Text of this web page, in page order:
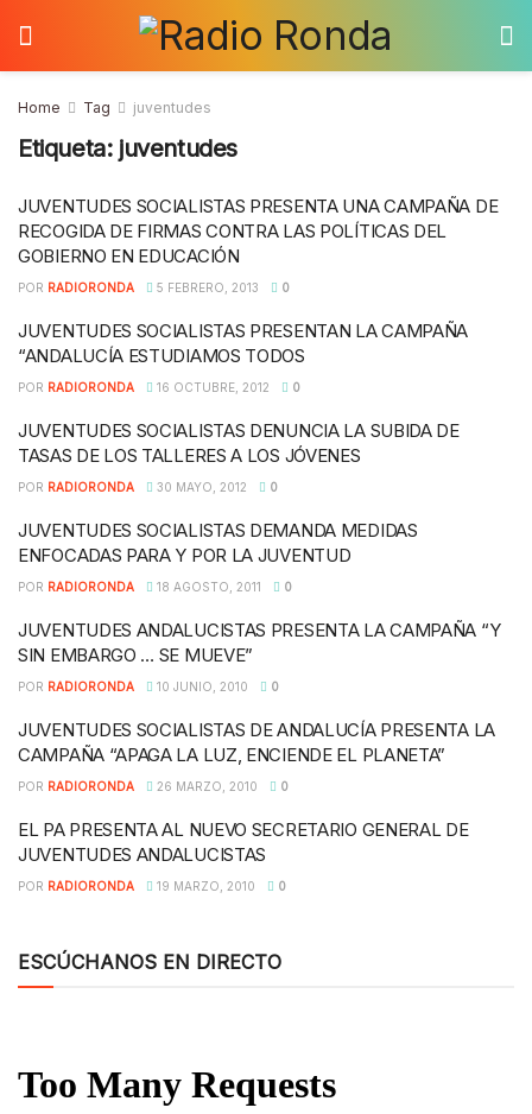
Home Tag juventudes
Etiqueta: juventudes
JUVENTUDES SOCIALISTAS PRESENTA UNA CAMPAÑA DE
RECOGIDA DE FIRMAS CONTRA LAS POLÍTICAS DEL
GOBIERNO EN EDUCACIÓN
POR RADIORONDA 5 FEBRERO, 2013 0
JUVENTUDES SOCIALISTAS PRESENTAN LA CAMPAÑA
“ANDALUCÍA ESTUDIAMOS TODOS
POR RADIORONDA 16 OCTUBRE, 2012 0
JUVENTUDES SOCIALISTAS DENUNCIA LA SUBIDA DE
TASAS DE LOS TALLERES A LOS JÓVENES
POR RADIORONDA 30 MAYO, 2012 0
JUVENTUDES SOCIALISTAS DEMANDA MEDIDAS
ENFOCADAS PARA Y POR LA JUVENTUD
POR RADIORONDA 18 AGOSTO, 2011 0
JUVENTUDES ANDALUCISTAS PRESENTA LA CAMPAÑA “Y
SIN EMBARGO … SE MUEVE”
POR RADIORONDA 10 JUNIO, 2010 0
JUVENTUDES SOCIALISTAS DE ANDALUCÍA PRESENTA LA
CAMPAÑA “APAGA LA LUZ, ENCIENDE EL PLANETA”
POR RADIORONDA 26 MARZO, 2010 0
EL PA PRESENTA AL NUEVO SECRETARIO GENERAL DE
JUVENTUDES ANDALUCISTAS
POR RADIORONDA 19 MARZO, 2010 0
ESCÚCHANOS EN DIRECTO